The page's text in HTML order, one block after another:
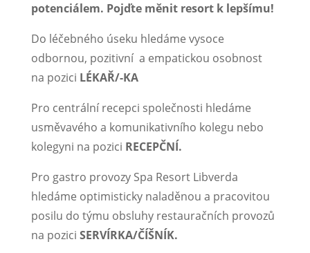
potenciálem. Pojďte měnit resort k lepšímu!
Do léčebného úseku hledáme vysoce
odbornou, pozitivní a empatickou osobnost
na pozici LÉKAŘ/-KA
Pro centrální recepci společnosti hledáme
usměvavého a komunikativního kolegu nebo
kolegyni na pozici RECEPČNÍ.
Pro gastro provozy Spa Resort Libverda
hledáme optimisticky naladěnou a pracovitou
posilu do týmu obsluhy restauračních provozů
na pozici SERVÍRKA/ČÍŠNÍK.